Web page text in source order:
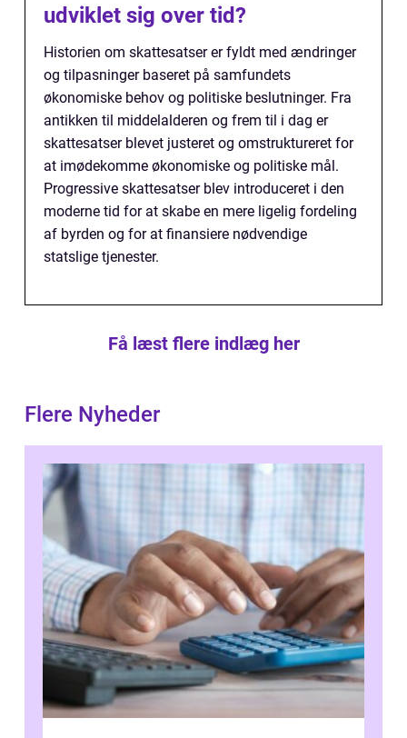
udviklet sig over tid?
Historien om skattesatser er fyldt med ændringer
og tilpasninger baseret på samfundets
økonomiske behov og politiske beslutninger. Fra
antikken til middelalderen og frem til i dag er
skattesatser blevet justeret og omstruktureret for
at imødekomme økonomiske og politiske mål.
Progressive skattesatser blev introduceret i den
moderne tid for at skabe en mere ligelig fordeling
af byrden og for at finansiere nødvendige
statslige tjenester.
Få læst flere indlæg her
Flere Nyheder